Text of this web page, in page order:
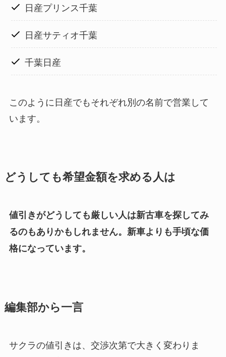
日産プリンス千葉
日産サティオ千葉
千葉日産
このように日産でもそれぞれ別の名前で営業して
います。
どうしても希望金額を求める人は
値引きがどうしても厳しい人は新古車を探してみ
るのもありかもしれません。新車よりも手頃な価
格になっています。
編集部から一言
サクラの値引きは、交渉次第で大きく変わりま